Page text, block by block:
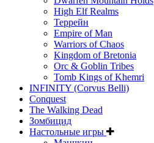
High Elf Realms
Террейн
Empire of Man
Warriors of Chaos
Kingdom of Bretonia
Orc & Goblin Tribes
Tomb Kings of Khemri
INFINITY (Corvus Belli)
Conquest
The Walking Dead
Зомбицид
Настольные игры